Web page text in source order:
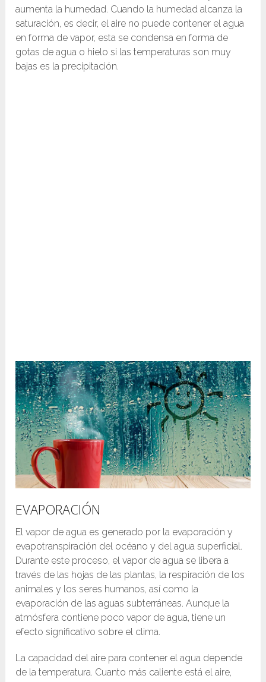
aumenta la humedad. Cuando la humedad alcanza la
saturación, es decir, el aire no puede contener el agua
en forma de vapor, esta se condensa en forma de
gotas de agua o hielo si las temperaturas son muy
bajas es la precipitación.
EVAPORACIÓN
El vapor de agua es generado por la evaporación y
evapotranspiración del océano y del agua superficial.
Durante este proceso, el vapor de agua se libera a
través de las hojas de las plantas, la respiración de los
animales y los seres humanos, así como la
evaporación de las aguas subterráneas. Aunque la
atmósfera contiene poco vapor de agua, tiene un
efecto significativo sobre el clima.
La capacidad del aire para contener el agua depende
de la temperatura. Cuanto más caliente está el aire,